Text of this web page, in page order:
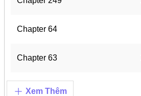
Detective
#Ma Cà Rồng
Xem Thêm
Chapter 64
Chapter 63
Chapter 62